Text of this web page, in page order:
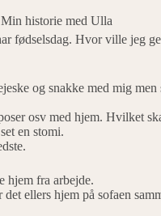
Min historie med Ulla
fødselsdag. Hvor ville jeg
og snakke med mig
osv med hjem. Hvilket
en stomi.
hjem fra arbejde.
ellers hjem på sofaen